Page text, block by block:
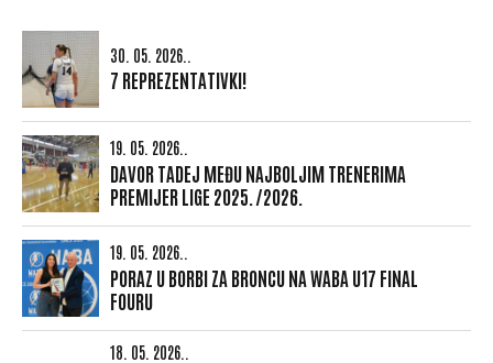
30. 05. 2026..
7 REPREZENTATIVKI!
19. 05. 2026..
DAVOR TADEJ MEĐU NAJBOLJIM TRENERIMA
PREMIJER LIGE 2025./2026.
19. 05. 2026..
PORAZ U BORBI ZA BRONCU NA WABA U17 FINAL
FOURU
18. 05. 2026..